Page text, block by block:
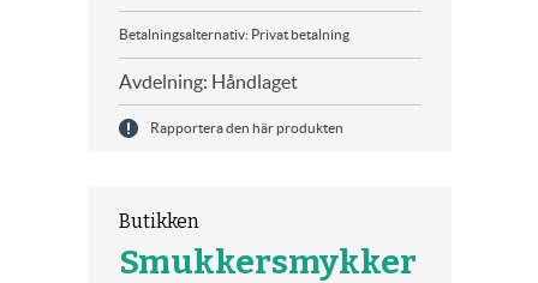
Betalningsalternativ: Privat betalning
Avdelning: Håndlaget
Rapportera den här produkten
Butikken
Smukkersmykker